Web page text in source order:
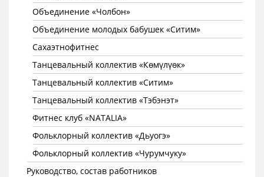
Объединение «Чолбон»
Объединение молодых бабушек «Ситим»
Сахаэтнофитнес
Танцевальный коллектив «Көмүлүөк»
Танцевальный коллектив «Ситим»
Танцевальный коллектив «Тэбэнэт»
Фитнес клуб «NATALIA»
Фольклорный коллектив «Дьуогэ»
Фольклорный коллектив «Чурумчуку»
Руководство, состав работников